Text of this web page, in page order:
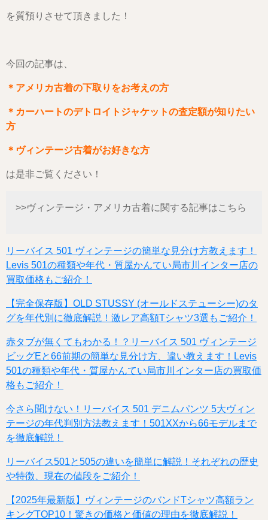
を質預りさせて頂きました！
今回の記事は、
＊アメリカ古着の下取りをお考えの方
＊カーハートのデトロイトジャケットの査定額が知りたい
方
＊ヴィンテージ古着がお好きな方
は是非ご覧ください！
>>ヴィンテージ・アメリカ古着に関する記事はこちら
リーバイス 501 ヴィンテージの簡単な見分け方教えます！
Levis 501の種類や年代・質屋かんてい局市川インター店の
買取価格もご紹介！
【完全保存版】OLD STUSSY (オールドステューシー)のタ
グを年代別に徹底解説！激レア高額Tシャツ3選もご紹介！
赤タブが無くてもわかる！？リーバイス 501 ヴィンテージ
ビッグEと66前期の簡単な見分け方、違い教えます！Levis
501の種類や年代・質屋かんてい局市川インター店の買取価
格もご紹介！
今さら聞けない！リーバイス 501 デニムパンツ 5大ヴィン
テージの年代判別方法教えます！501XXから66モデルまで
を徹底解説！
リーバイス501と505の違いを簡単に解説！それぞれの歴史
や特徴、現在の値段をご紹介！
【2025年最新版】ヴィンテージのバンドTシャツ高額ラン
キングTOP10！驚きの価格と価値の理由を徹底解説！